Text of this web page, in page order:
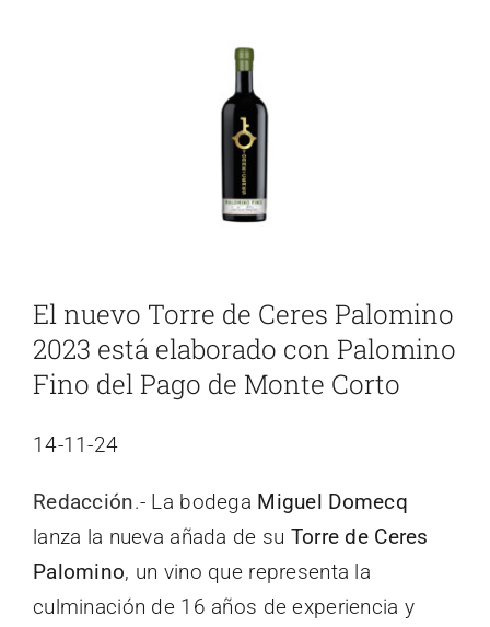
El nuevo Torre de Ceres Palomino
2023 está elaborado con Palomino
Fino del Pago de Monte Corto
14-11-24
Redacción.- La bodega Miguel Domecq
lanza la nueva añada de su Torre de Ceres
Palomino, un vino que representa la
culminación de 16 años de experiencia y